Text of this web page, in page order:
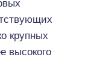
крупных
высокого